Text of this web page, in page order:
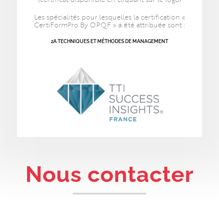
Les spécialités pour lesquelles la certification «
CertiFormPro By OPQF » a été attribuée sont :
2A TECHNIQUES ET MÉTHODES DE MANAGEMENT
Nous contacter